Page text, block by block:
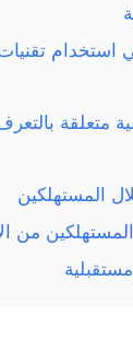
استخدام
متعلقة
المستهلكين
من